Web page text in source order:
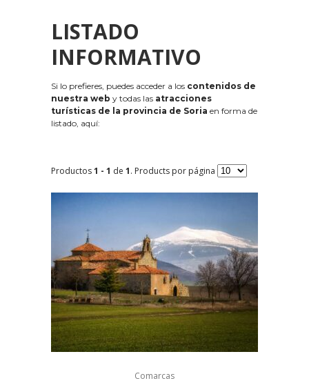
LISTADO
INFORMATIVO
Si lo prefieres, puedes acceder a los contenidos de
nuestra web y todas las atracciones
turísticas de la provincia de Soria en forma de
listado, aquí:
Productos1 - 1 de 1. Products por página
Comarcas